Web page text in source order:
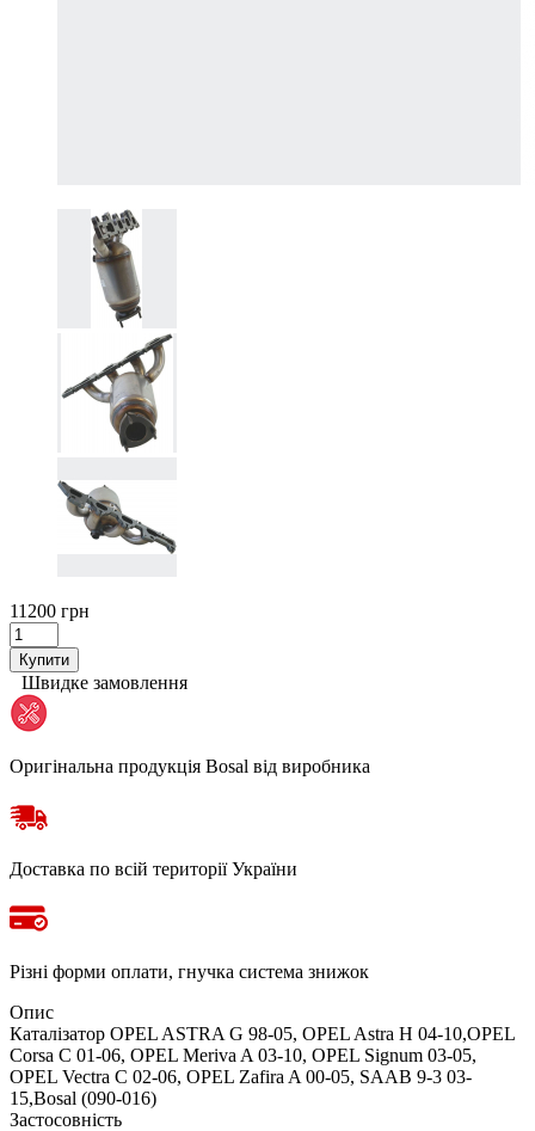
11200 грн
Купити
Швидке замовлення
Оригінальна продукція Bosal від виробника
Доставка по всій території України
Різні форми оплати, гнучка система знижок
Опис
Каталізатор OPEL ASTRA G 98-05, OPEL Astra H 04-10,OPEL
Corsa C 01-06, OPEL Meriva A 03-10, OPEL Signum 03-05,
OPEL Vectra C 02-06, OPEL Zafira A 00-05, SAAB 9-3 03-
15,Bosal (090-016)
Застосовність